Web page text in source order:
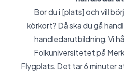
Bor du i [plats] och vill
körkort? Då ska du gå
handledarutbildning. Vi
Folkuniversitetet på
Flygplats. Det tar 6 minuter